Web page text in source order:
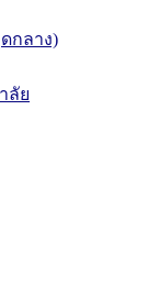
กลาง)
ลัย